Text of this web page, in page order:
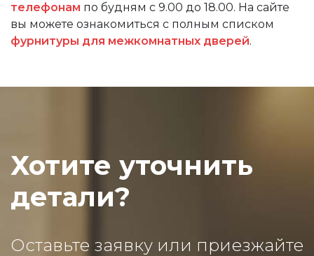
телефонам по будням с 9.00 до 18.00. На сайте
вы можете ознакомиться с полным списком
фурнитуры для межкомнатных дверей.
Хотите уточнить
детали?
Оставьте заявку или приезжайте